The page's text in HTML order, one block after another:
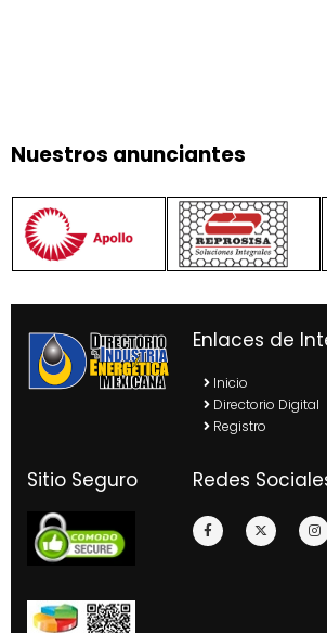
Nuestros anunciantes
Enlaces de
Inicio
Directorio Digital
Registro
Sitio Seguro Redes